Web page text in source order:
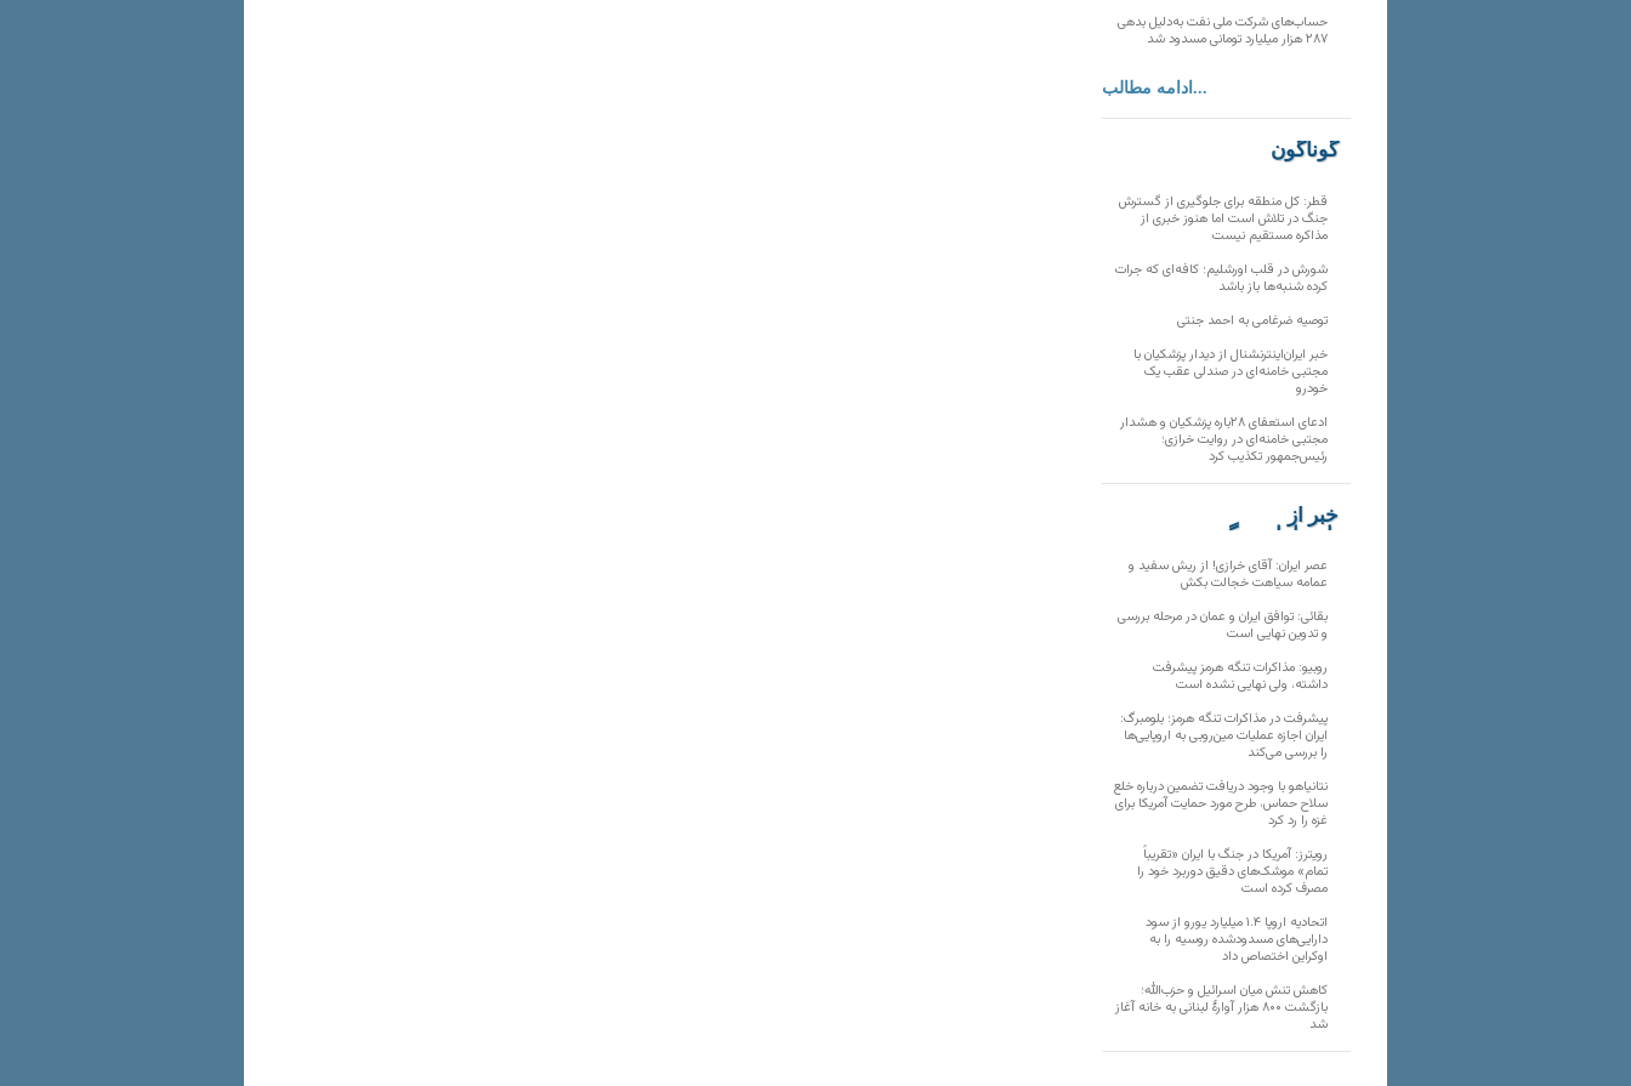
حساب‌های شرکت ملی نفت به‌دلیل بدهی
۲۸۷ هزار میلیارد تومانی مسدود شد
ادامه مطالب...
گوناگون
قطر: کل منطقه برای جلوگیری از گسترش
جنگ در تلاش است اما هنوز خبری از
مذاکره مستقیم نیست
شورش در قلب اورشلیم؛ کافه‌ای که جرات
کرده شنبه‌ها باز باشد
توصیه ضرغامی به احمد جنتی
خبر ایران‌اینترنشنال از دیدار پزشکیان با
مجتبی خامنه‌ای در صندلی عقب یک
خودرو
ادعای استعفای ۲۸باره پزشکیان و هشدار
مجتبی خامنه‌ای در روایت خرازی؛
رئیس‌جمهور تکذیب کرد
خبر از
تارنماهای دیگر
عصر ایران: آقای خرازی! از ریش سفید و
عمامه سیاهت خجالت بکش
بقائی: توافق ایران و عمان در مرحله بررسی
و تدوین نهایی است
روبیو: مذاکرات تنگه هرمز پیشرفت
داشته، ولی نهایی نشده است
پیشرفت در مذاکرات تنگه هرمز؛ بلومبرگ:
ایران اجازه عملیات مین‌روبی به اروپایی‌ها
را بررسی می‌کند
نتانیاهو با وجود دریافت تضمین درباره خلع
سلاح حماس، طرح مورد حمایت آمریکا برای
غزه را رد کرد
رویترز: آمریکا در جنگ با ایران «تقریباً
تمام» موشک‌های دقیق دوربرد خود را
مصرف کرده است
اتحادیه اروپا ۱.۴ میلیارد یورو از سود
دارایی‌های مسدودشده روسیه را به
اوکراین ‏اختصاص داد
کاهش تنش میان اسرائیل و حزب‌الله؛
بازگشت ۸۰۰ هزار آوارۀ لبنانی به خانه‌ آغاز
شد